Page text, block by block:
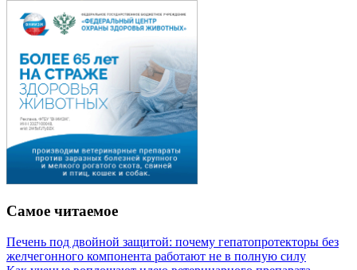
Самое читаемое
Печень под двойной защитой: почему гепатопротекторы без
желчегонного компонента работают не в полную силу